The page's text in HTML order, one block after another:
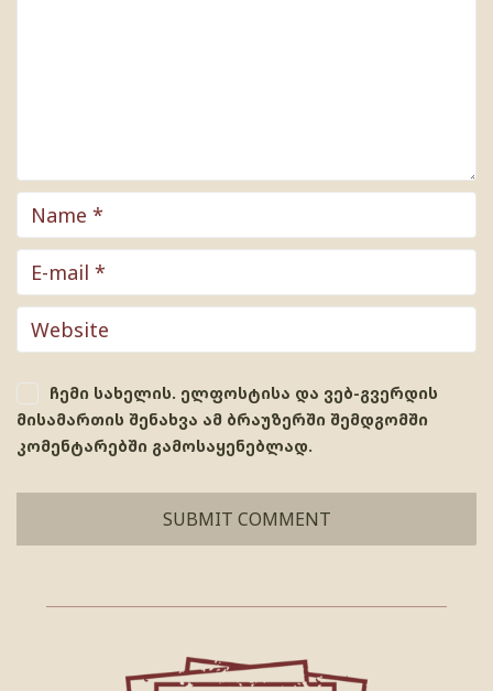
ჩემი სახელის. ელფოსტისა და ვებ-გვერდის
მისამართის შენახვა ამ ბრაუზერში შემდგომში
კომენტარებში გამოსაყენებლად.